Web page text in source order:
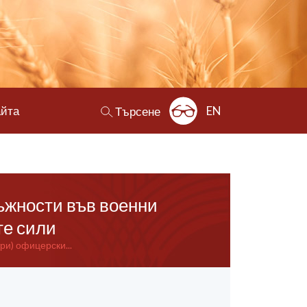
Търсене EN
във военни
сили
офицерски...